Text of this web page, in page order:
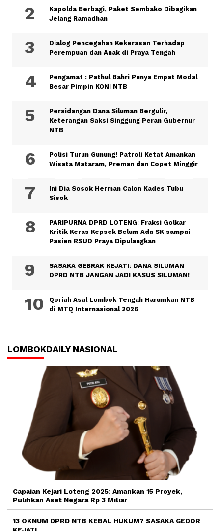
Kapolda Berbagi, Paket Sembako Dibagikan
Jelang Ramadhan
Dialog Pencegahan Kekerasan Terhadap
Perempuan dan Anak di Praya Tengah
Pengamat : Pathul Bahri Punya Empat Modal
Besar Pimpin KONI NTB
Persidangan Dana Siluman Bergulir,
Keterangan Saksi Singgung Peran Gubernur
NTB
Polisi Turun Gunung! Patroli Ketat Amankan
Wisata Mataram, Preman dan Copet Minggir
Ini Dia Sosok Herman Calon Kades Tubu
Sisok
PARIPURNA DPRD LOTENG: Fraksi Golkar
Kritik Keras Kepsek Belum Ada SK sampai
Pasien RSUD Praya Dipulangkan
SASAKA GEBRAK KEJATI: DANA SILUMAN
DPRD NTB JANGAN JADI KASUS SILUMAN!
Qoriah Asal Lombok Tengah Harumkan NTB
di MTQ Internasional 2026
LOMBOKDAILY NASIONAL
Capaian Kejari Loteng 2025: Amankan 15 Proyek,
Pulihkan Aset Negara Rp 3 Miliar
13 OKNUM DPRD NTB KEBAL HUKUM? SASAKA GEDOR